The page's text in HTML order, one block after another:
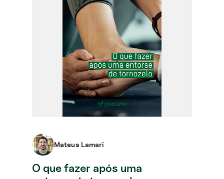
Mateus Lamari
O que fazer após uma